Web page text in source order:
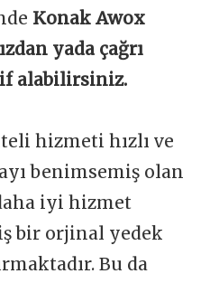
Konak Awox
yada çağrı
alabilirsiniz.
hizmeti hızlı ve
benimsemiş olan
iyi hizmet
bir orjinal yedek
Bu da